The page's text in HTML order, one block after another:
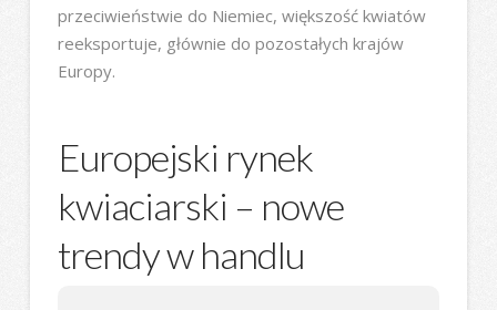
przeciwieństwie do Niemiec, większość kwiatów
reeksportuje, głównie do pozostałych krajów
Europy.
Europejski rynek
kwiaciarski – nowe
trendy w handlu